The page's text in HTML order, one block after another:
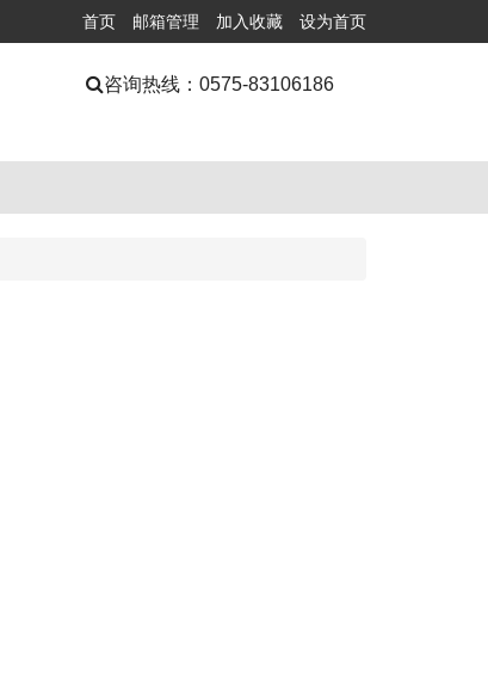
首页 邮箱管理 加入收藏 设为首页
咨询热线： 0575-83106186